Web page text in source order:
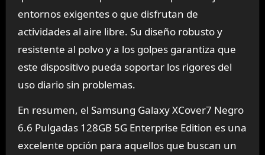
entornos exigentes o que disfrutan de
actividades al aire libre. Su diseño robusto y
resistente al polvo y a los golpes garantiza que
este dispositivo pueda soportar los rigores del
uso diario sin problemas.
En resumen, el Samsung Galaxy XCover7 Negro
6.6 Pulgadas 128GB 5G Enterprise Edition es una
excelente opción para aquellos que buscan un